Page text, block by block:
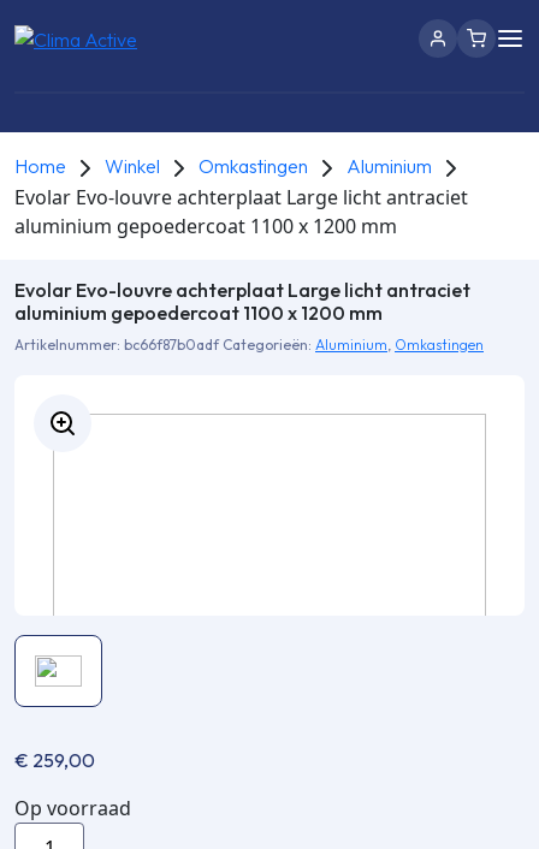
Home Winkel Omkastingen Aluminium
Evolar Evo-louvre achterplaat Large licht antraciet
aluminium gepoedercoat 1100 x 1200 mm
Evolar Evo-louvre achterplaat Large licht antraciet
aluminium gepoedercoat 1100 x 1200 mm
Artikelnummer: bc66f87b0adf Categorieën: Aluminium Omkastingen
€ 259,00
Op voorraad
Evolar